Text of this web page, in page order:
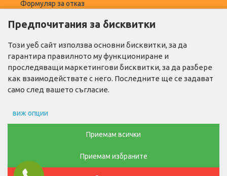
Формуляр за отказ
ПОТРЕБИТЕЛ
Моят профил
ПОЛЕЗНО
Производители
Контакти
0876768686
Предпочитания за бисквитки
Този уеб сайт използва основни бисквитки, за да
гарантира правилното му функциониране и
проследяващи маркетингови бисквитки, за да разбере
как взаимодействате с него. Последните ще се задават
само след вашето съгласие.
виж опции
Препочитания за реклами
Данни за потребление
Приемам всички
Приемам избраните